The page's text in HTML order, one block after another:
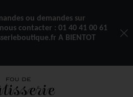
ou demandes sur
contacter : 01 40 41 00 61
A BIENTOT